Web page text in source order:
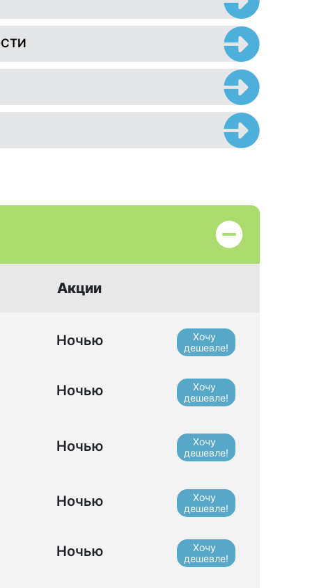
Акции
Ночью
Хочу
дешевле!
Ночью
Хочу
дешевле!
Ночью
Хочу
дешевле!
Ночью
Хочу
дешевле!
Ночью
Хочу
дешевле!